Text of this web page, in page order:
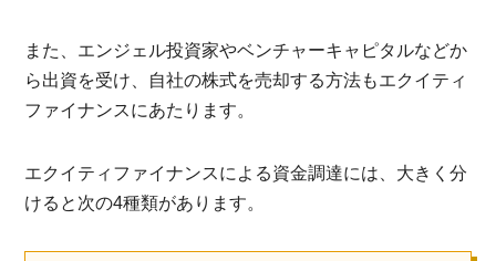
また、エンジェル投資家やベンチャーキャピタルなどか
ら出資を受け、自社の株式を売却する方法もエクイティ
ファイナンスにあたります。
エクイティファイナンスによる資金調達には、大きく分
けると次の4種類があります。